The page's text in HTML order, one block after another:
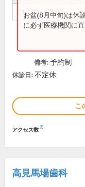
10:00～22:00 ●
お盆(8月中旬)は休
に必ず医療機関に
備考: 予約制
休診日: 不定休
こ
アクセス数※
高見馬場歯科